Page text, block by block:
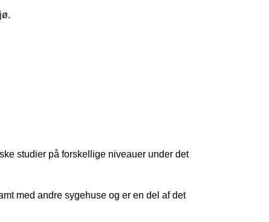
studier på forskellige niveauer under det
med andre sygehuse og er en del af det